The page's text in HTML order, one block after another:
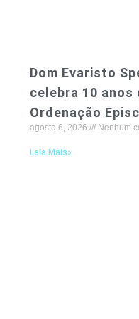
Dom Evaristo
celebra 10 anos
Ordenação
agosto 6, 2026 Nenhum
Leia Mais»